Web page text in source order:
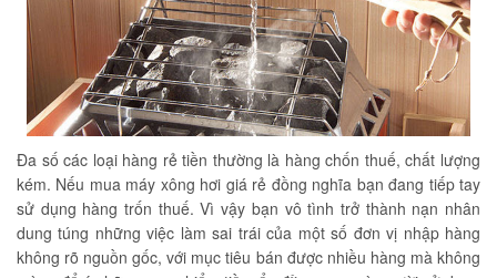
Đa số các loại hàng rẻ tiền thường là hàng chốn thuế, chất lượng
kém. Nếu mua máy xông hơi giá rẻ đồng nghĩa bạn đang tiếp tay
sử dụng hàng trốn thuế. Vì vậy bạn vô tình trở thành nạn nhân
dung túng những việc làm sai trái của một số đơn vị nhập hàng
không rõ nguồn gốc, với mục tiêu bán được nhiều hàng mà không